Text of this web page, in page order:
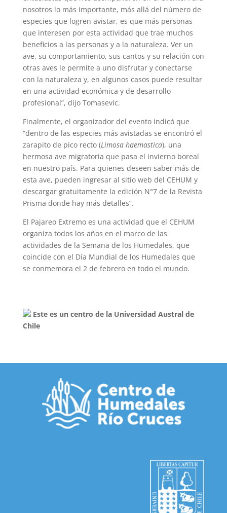
nosotros lo más importante, más allá del número de
especies que logren avistar, es que más personas
que interesen por esta actividad que trae muchos
beneficios a las personas y a la naturaleza. Ver un
ave, su comportamiento, sus cantos y su relación con
otras aves le permite a uno disfrutar y conectarse
con la naturaleza y, en algunos casos puede resultar
en una actividad económica y de desarrollo
profesional”, dijo Tomasevic.
Finalmente, el organizador del evento indicó que
“dentro de las especies más avistadas se encontró el
zarapito de pico recto (Limosa haemastica), una
hermosa ave migratoria que pasa el invierno boreal
en nuestro país. Para quienes deseen saber más de
esta ave, pueden ingresar al sitio web del CEHUM y
descargar gratuitamente la edición N°7 de la Revista
Prisma donde hay más detalles”.
El Pajareo Extremo es una actividad que el CEHUM
organiza todos los años en el marco de las
actividades de la Semana de los Humedales, que
coincide con el Día Mundial de los Humedales que
se conmemora el 2 de febrero en todo el mundo.
Este es un centro de la Universidad Austral de
Chile